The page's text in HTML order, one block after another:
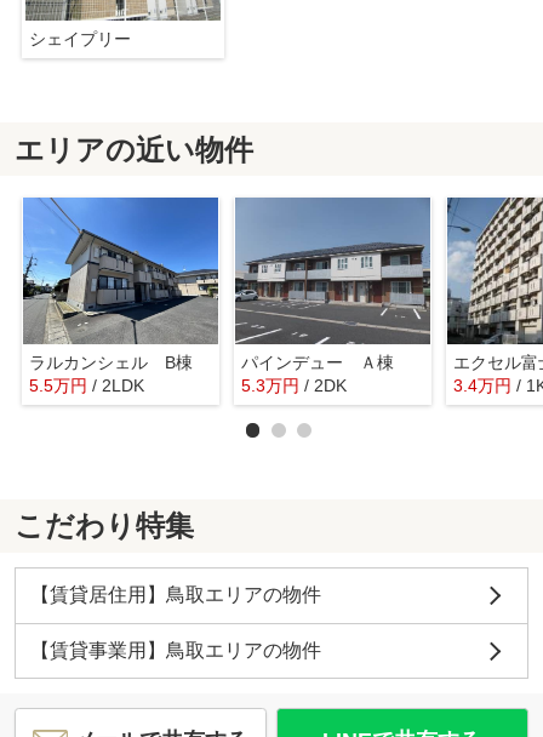
シェイプリー
エリアの近い物件
ラルカンシェル B棟
5.5万円 / 2LDK
パインデュー Ａ棟
5.3万円 / 2DK 3.4万円 /
こだわり特集
【賃貸居住用】鳥取エリアの物件
【賃貸事業用】鳥取エリアの物件